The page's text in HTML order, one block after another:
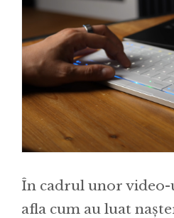
În cadrul unor video-
afla cum au luat